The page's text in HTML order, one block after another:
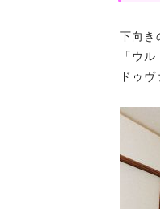
下向き
「ウ
ドゥヴ